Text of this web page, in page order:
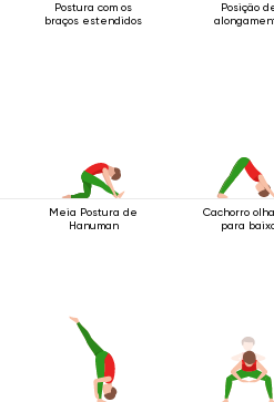
Postura com os
braços estendidos
Posição
Meia Postura de
Hanuman
Cachorro
para